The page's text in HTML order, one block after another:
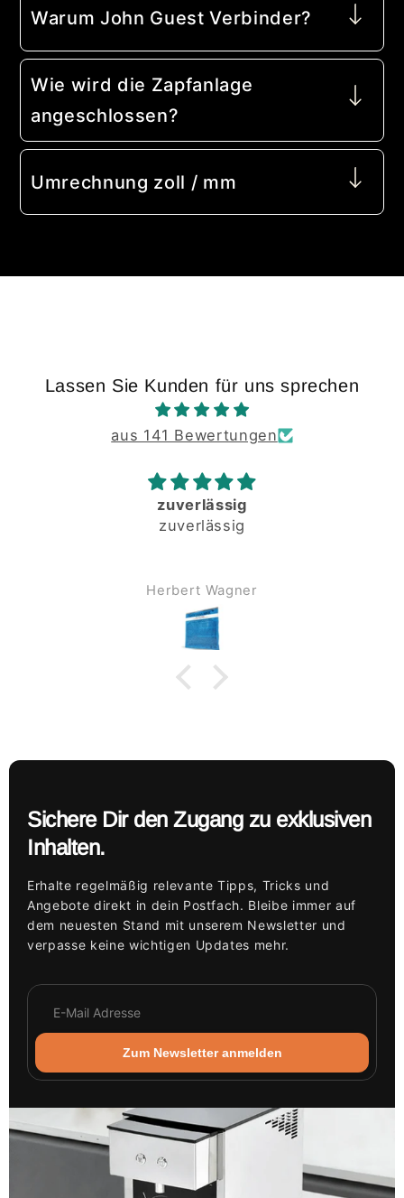
Warum John Guest Verbinder?
Wie wird die Zapfanlage
angeschlossen?
Umrechnung zoll / mm
Lassen Sie Kunden für uns sprechen
aus 141 Bewertungen
zuverlässig
zuverlässig
Herbert Wagner
Sichere Dir den Zugang zu exklusiven
Inhalten.
Erhalte regelmäßig relevante Tipps, Tricks und
Angebote direkt in dein Postfach. Bleibe immer auf
dem neuesten Stand mit unserem Newsletter und
verpasse keine wichtigen Updates mehr.
Zum Newsletter anmelden